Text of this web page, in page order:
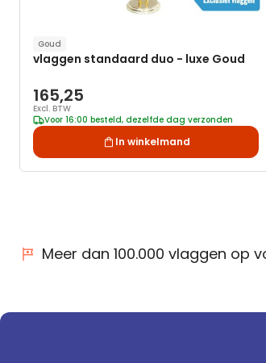
Goud
vlaggen standaard duo - luxe Goud
165,25
Excl. BTW
Voor 16:00 besteld, dezelfde dag verzonden
In winkelmand
Meer dan 100.000 vlaggen op